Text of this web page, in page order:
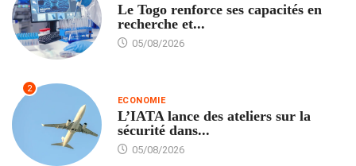
Le Togo renforce ses capacités en
recherche et...
05/08/2026
2
ECONOMIE
L’IATA lance des ateliers sur la
sécurité dans...
05/08/2026